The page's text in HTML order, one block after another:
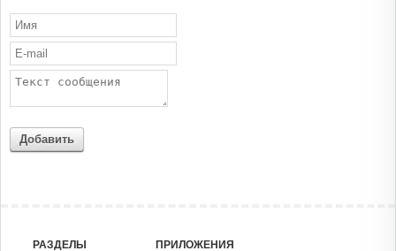
Добавить
РАЗДЕЛЫ ПРИЛОЖЕНИЯ